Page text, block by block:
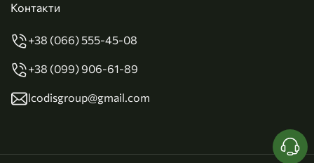
Контакти
+38 (066) 555-45-08
+38 (099) 906-61-89
lcodisgroup@gmail.com